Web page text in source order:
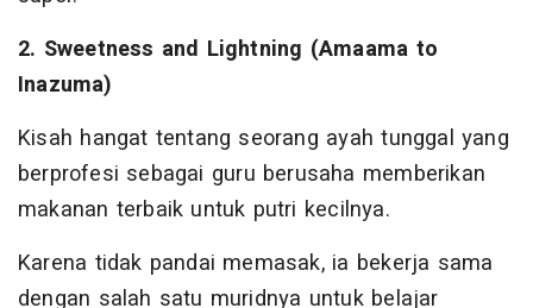
2. Sweetness and Lightning (Amaama to
Inazuma)
Kisah hangat tentang seorang ayah tunggal yang
berprofesi sebagai guru berusaha memberikan
makanan terbaik untuk putri kecilnya.
Karena tidak pandai memasak, ia bekerja sama
dengan salah satu muridnya untuk belajar